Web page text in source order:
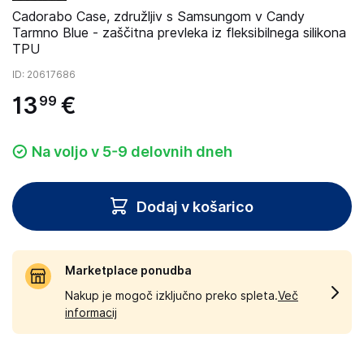
Cadorabo Case, združljiv s Samsungom v Candy
Tarmno Blue - zaščitna prevleka iz fleksibilnega silikona
TPU
ID: 20617686
13 99 €
Na voljo v 5-9 delovnih dneh
Dodaj v košarico
Marketplace ponudba
Nakup je mogoč izključno preko spleta.Več
informacij